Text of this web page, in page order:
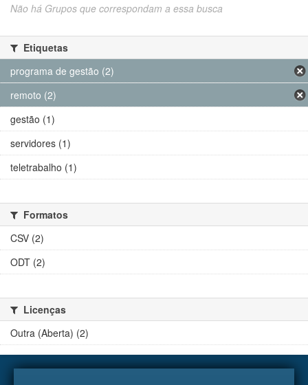
Não há Grupos que correspondam a essa busca
Etiquetas
programa de gestão (2)
remoto (2)
gestão (1)
servidores (1)
teletrabalho (1)
Formatos
CSV (2)
ODT (2)
Licenças
Outra (Aberta) (2)